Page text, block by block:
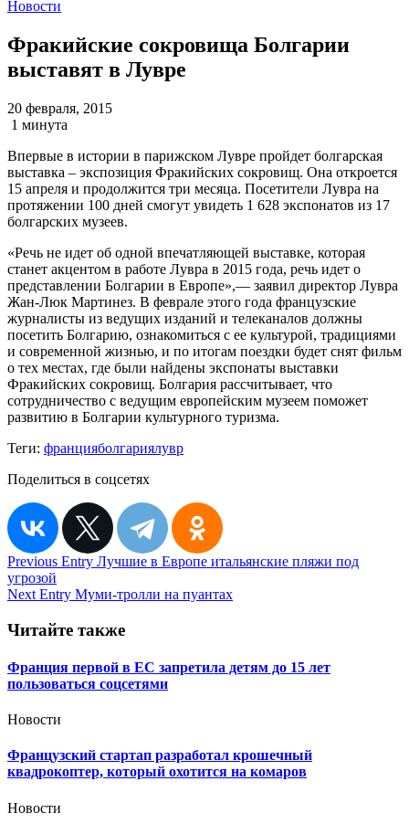
Новости
Фракийские сокровища Болгарии
выставят в Лувре
20 февраля, 2015
1 минута
Впервые в истории в парижском Лувре пройдет болгарская
выставка – экспозиция Фракийских сокровищ. Она откроется
15 апреля и продолжится три месяца. Посетители Лувра на
протяжении 100 дней смогут увидеть 1 628 экспонатов из 17
болгарских музеев.
«Речь не идет об одной впечатляющей выставке, которая
станет акцентом в работе Лувра в 2015 года, речь идет о
представлении Болгарии в Европе»,— заявил директор Лувра
Жан-Люк Мартинез. В феврале этого года французские
журналисты из ведущих изданий и телеканалов должны
посетить Болгарию, ознакомиться с ее культурой, традициями
и современной жизнью, и по итогам поездки будет снят фильм
о тех местах, где были найдены экспонаты выставки
Фракийских сокровищ. Болгария рассчитывает, что
сотрудничество с ведущим европейским музеем поможет
развитию в Болгарии культурного туризма.
Теги: францияболгариялувр
Поделиться в соцсетях
Навигация
по
Previous Entry Лучшие в Европе итальянские пляжи под
угрозой
Next Entry Муми-тролли на пуантах
Читайте также
Франция первой в ЕС запретила детям до 15 лет
пользоваться соцсетями
Новости
Французский стартап разработал крошечный
квадрокоптер, который охотится на комаров
Новости